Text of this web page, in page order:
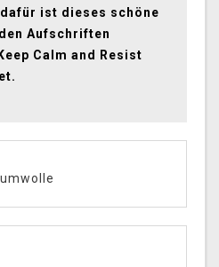
ist dieses schöne
Aufschriften
Calm and Resist